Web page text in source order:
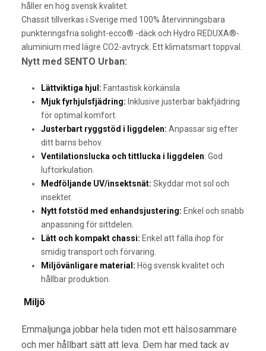
håller en hög svensk kvalitet.
Chassit tillverkas i Sverige med 100% återvinningsbara
punkteringsfria solight-ecco® -däck och Hydro REDUXA®-
aluminium med lägre CO2-avtryck. Ett klimatsmart toppval.
Nytt med SENTO Urban:
Lättviktiga hjul: Fantastisk körkänsla
Mjuk fyrhjulsfjädring: Inklusive justerbar bakfjädring
för optimal komfort.
Justerbart ryggstöd i liggdelen: Anpassar sig efter
ditt barns behov.
Ventilationslucka och tittlucka i liggdelen: God
luftcirkulation.
Medföljande UV/insektsnät: Skyddar mot sol och
insekter.
Nytt fotstöd med enhandsjustering: Enkel och snabb
anpassning för sittdelen.
Lätt och kompakt chassi: Enkel att fälla ihop för
smidig transport och förvaring.
Miljövänligare material: Hög svensk kvalitet och
hållbar produktion.
Miljö
Emmaljunga jobbar hela tiden mot ett hälsosammare
och mer hållbart sätt att leva. Dem har med tack av